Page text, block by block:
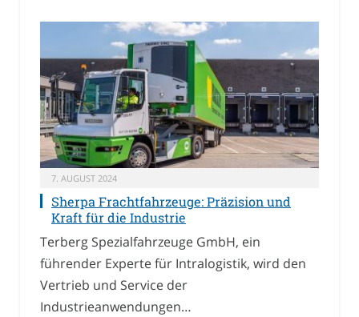
7. AUGUST 2024
Sherpa Frachtfahrzeuge: Präzision und
Kraft für die Industrie
Terberg Spezialfahrzeuge GmbH, ein
führender Experte für Intralogistik, wird den
Vertrieb und Service der
Industrieanwendungen…